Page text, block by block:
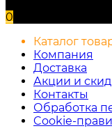
0
Каталог
Компания
Доставка
Акции и
Контакты
Обработка
Cookie-